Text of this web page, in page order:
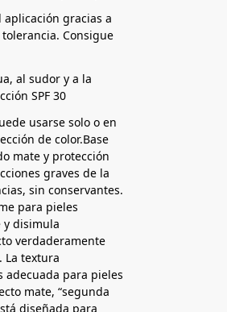
gracias a
Consigue
al sudor y a la
SPF 30
usarse solo o en
de color.Base
mate y protección
graves de la
sin conservantes.
para pieles
y disimula
verdaderamente
La textura
adecuada para pieles
mate, “segunda
diseñada para